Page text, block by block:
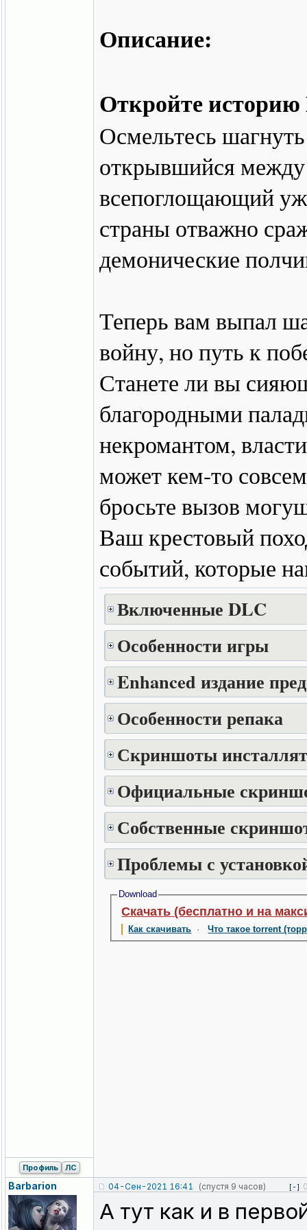
Описание:
Откройте историю
Осмельтесь
открывшийся
всепоглощающий
страны отважно
демонические
Теперь вам выпал
войну, но путь к
Станете ли вы
благородными
некромантом,
может кем-то
бросьте вызов
Ваш крестовый
событий, которые
Включенные DLC
Особенности игры
Enhanced издание
Особенности репака
Скриншоты
Официальные
Собственные
Проблемы с
Download
Скачать (бесплатно и на
Как скачивать ·Что такое torrent
Профиль ЛС
Barbarion 04-Сен-2021 16:41 (спустя 9 часов) [-]
А тут как и в